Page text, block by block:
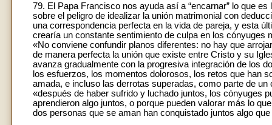
79. El Papa Francisco nos ayuda así a “encarnar” lo que
sobre el peligro de idealizar la unión matrimonial con
una correspondencia perfecta en la vida de pareja, y esta
crearía un constante sentimiento de culpa en los cónyuges
«No conviene confundir planos diferentes: no hay que
de manera perfecta la unión que existe entre Cristo y su
avanza gradualmente con la progresiva integración de los
los esfuerzos, los momentos dolorosos, los retos que han
amada, e incluso las derrotas superadas, como parte de
«después de haber sufrido y luchado juntos, los cónyuges
aprendieron algo juntos, o porque pueden valorar más lo
dos personas que se aman han conquistado juntos algo